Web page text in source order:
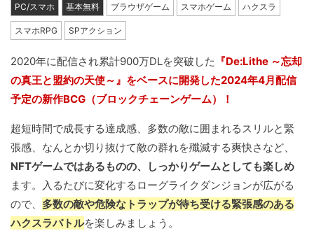
PC/スマホ 基本無料 ブラウザゲーム スマホゲーム ハクスラ
スマホRPG SPアクション
2020年に配信され累計900万DLを突破した 『De:Lithe ～忘却
の真王と盟約の天使～』をベースに開発した2024年4月配信
予定の新作BCG（ブロックチェーンゲーム）！
超短時間で成長する達成感、多数の敵に囲まれるスリルと緊
張感、なんとか切り抜けて敵の群れを殲滅する爽快さなど、
NFTゲームではあるものの、しっかりゲームとしても楽しめ
ます。入るたびに変化するローグライクダンジョンが広がる
ので、 多数の敵や危険なトラップが待ち受ける緊張感のある
ハクスラバトルを楽しみましょう。